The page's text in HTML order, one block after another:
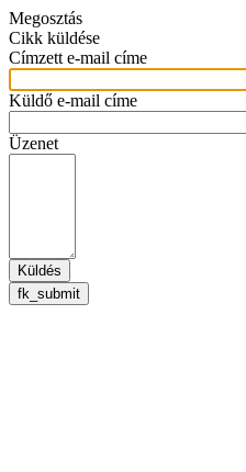
Megosztás
Cikk küldése
Címzett e-mail címe
Küldő e-mail címe
Üzenet